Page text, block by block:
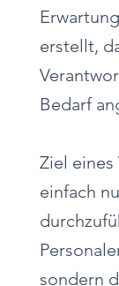
erstellt,
Bedarf
Ziel eines
einfach
sondern